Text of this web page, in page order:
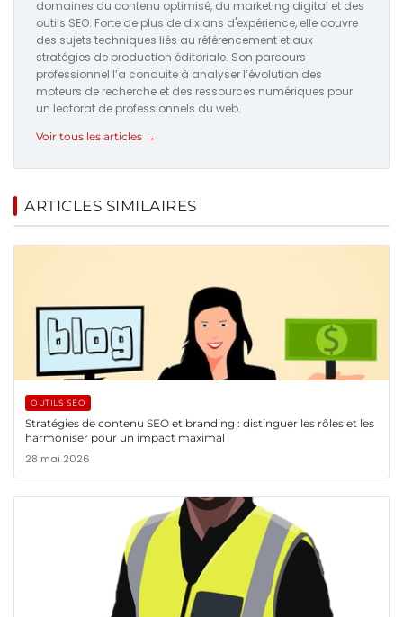
domaines du contenu optimisé, du marketing digital et des
outils SEO. Forte de plus de dix ans d'expérience, elle couvre
des sujets techniques liés au référencement et aux
stratégies de production éditoriale. Son parcours
professionnel l’a conduite à analyser l’évolution des
moteurs de recherche et des ressources numériques pour
un lectorat de professionnels du web.
Voir tous les articles →
ARTICLES SIMILAIRES
OUTILS SEO
Stratégies de contenu SEO et branding : distinguer les rôles et les
harmoniser pour un impact maximal
28 mai 2026